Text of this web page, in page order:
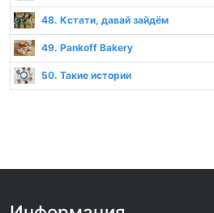
48. Кстати, давай зайдём
49. Pankoff Bakery
50. Такие истории